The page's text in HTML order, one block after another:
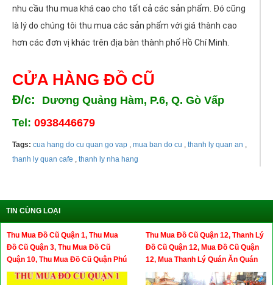
nhu cầu thu mua khá cao cho tất cả các sản phẩm. Đó cũng
là lý do chúng tôi thu mua các sản phẩm với giá thành cao
hơn các đơn vị khác trên địa bàn thành phố Hồ Chí Minh.
CỬA HÀNG ĐỒ CŨ
Đ/c:
Dương Quảng Hàm, P.6, Q. Gò Vấp
Tel: 0938446679
Tags: cua hang do cu quan go vap , mua ban do cu , thanh ly quan an ,
thanh ly quan cafe , thanh ly nha hang
TIN CÙNG LOẠI
Thu Mua Đồ Cũ Quận 1, Thu Mua
Đồ Cũ Quận 3, Thu Mua Đồ Cũ
Quận 10, Thu Mua Đồ Cũ Quận Phú
Nhuận
Thu Mua Đồ Cũ Quận 12, Thanh Lý
Đồ Cũ Quận 12, Mua Đồ Cũ Quận
12, Mua Thanh Lý Quán Ăn Quán
Cafe